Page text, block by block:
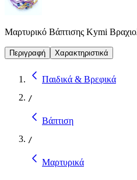
Μαρτυρικό Βάπτισης Kymi
Περιγραφή Χαρακτηριστικά
Παιδικά & Βρεφικά
/
Βάπτιση
/
Μαρτυρικά